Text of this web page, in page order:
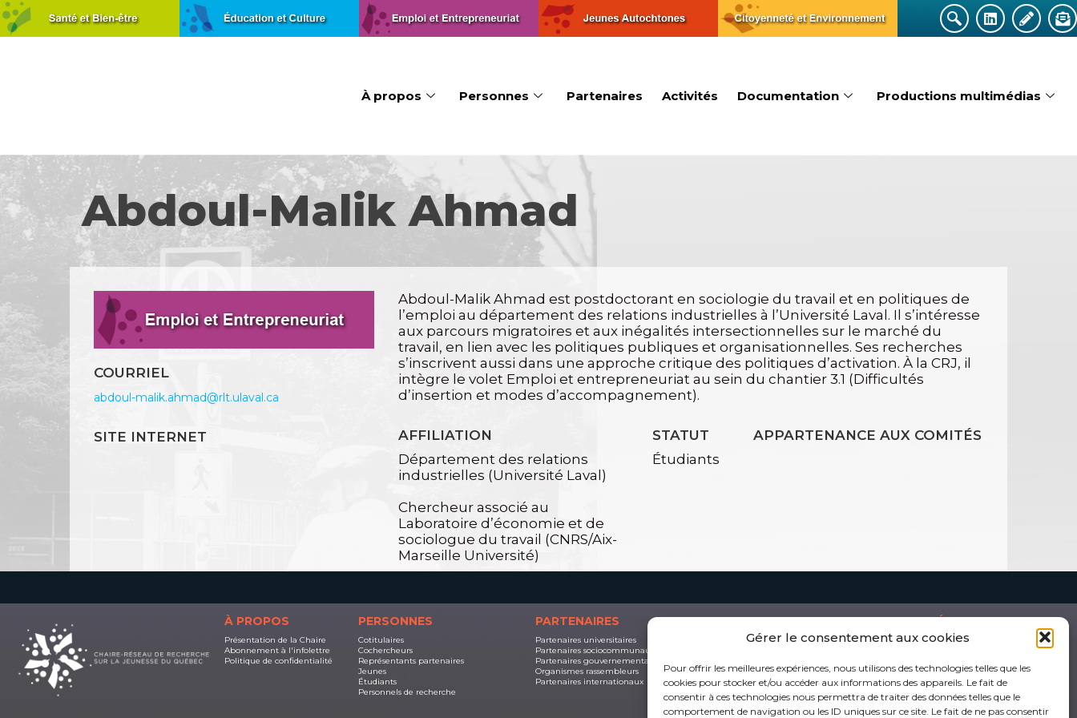
Gérer le consentement aux cookies
Pour offrir les meilleures expériences, nous utilisons des technologies telles que les
cookies pour stocker et/ou accéder aux informations des appareils. Le fait de
consentir à ces technologies nous permettra de traiter des données telles que le
comportement de navigation ou les ID uniques sur ce site. Le fait de ne pas consentir
À propos Personnes Partenaires Activités Documentation Productions multimédias
Abdoul-Malik Ahmad
COURRIEL
abdoul-malik.ahmad@rlt.ulaval.ca
SITE INTERNET
Abdoul-Malik Ahmad est postdoctorant en sociologie du travail et en politiques de
l’emploi au département des relations industrielles à l’Université Laval. Il s’intéresse
aux parcours migratoires et aux inégalités intersectionnelles sur le marché du
travail, en lien avec les politiques publiques et organisationnelles. Ses recherches
s’inscrivent aussi dans une approche critique des politiques d’activation. À la CRJ, il
intègre le volet Emploi et entrepreneuriat au sein du chantier 3.1 (Difficultés
d’insertion et modes d’accompagnement).
AFFILIATION
Département des relations
industrielles (Université Laval)
Chercheur associé au
Laboratoire d’économie et de
sociologue du travail (CNRS/Aix-
Marseille Université)
STATUT
Étudiants
APPARTENANCE AUX COMITÉS
À PROPOS
Présentation de la Chaire
Abonnement à l'infolettre
Politique de confidentialité
PERSONNES
Cotitulaires
Cochercheurs
Représentants partenaires
Jeunes
Étudiants
Personnels de recherche
PARTENAIRES
Partenaires universitaires
Partenaires sociocommunautaires
Partenaires gouvernementaux
Organismes rassembleurs
Partenaires internationaux
DOCUMENTATION
Documentation jeunesse
Liée à la Covid-19
MULTIMÉDIAS
Outils visuels
Cours en ligne